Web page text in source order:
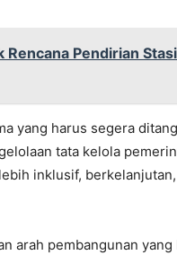
Rencana Pendirian
yang harus segera
tata kelola
inklusif,
arah pembangunan